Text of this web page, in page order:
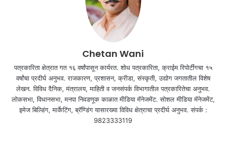
Chetan Wani
पत्रकारिता क्षेत्रात गत १६ वर्षांपासून कार्यरत. शोध पत्रकारिता, क्राईम रिपोर्टींगचा १५
वर्षांचा प्रदीर्घ अनुभव. राजकारण, प्रशासन, क्रीडा, संस्कृती, उद्योग जगतातील विशेष
लेखन. विविध दैनिक, मंत्रालय, माहिती व जनसंपर्क विभागातील पत्रकारितेचा अनुभव.
लोकसभा, विधानसभा, मनपा निवडणूक काळात मीडिया मॅनेजमेंट. सोशल मीडिया मॅनेजमेंट,
इमेज बिल्डिंग, मार्केटिंग, ब्रॅण्डिंग यासारख्या विविध क्षेत्राचा प्रदीर्घ अनुभव. संपर्क :
9823333119